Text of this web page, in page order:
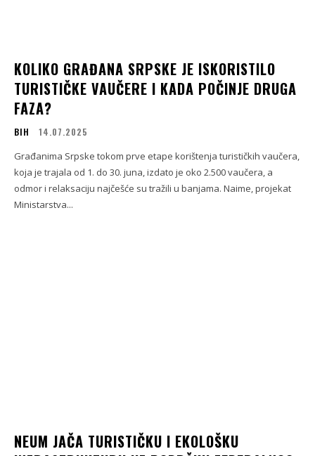
KOLIKO GRAĐANA SRPSKE JE ISKORISTILO
TURISTIČKE VAUČERE I KADA POČINJE DRUGA
FAZA?
BIH 14.07.2025
Građanima Srpske tokom prve etape korištenja turističkih vaučera,
koja je trajala od 1. do 30. juna, izdato je oko 2.500 vaučera, a
odmor i relaksaciju najčešće su tražili u banjama. Naime, projekat
Ministarstva...
NEUM JAČA TURISTIČKU I EKOLOŠKU